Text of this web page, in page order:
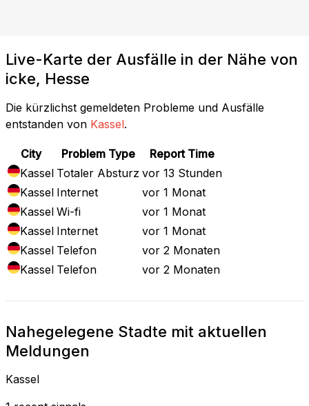
Live-Karte der Ausfälle in der Nähe von
icke, Hesse
Die kürzlichst gemeldeten Probleme und Ausfälle
entstanden von Kassel.
City Problem Type
Report Time
Kassel Totaler Absturz vor 13 Stunden
Kassel Internet
vor 1 Monat
Kassel Wi-fi
vor 1 Monat
Kassel Internet
vor 1 Monat
Kassel Telefon
vor 2 Monaten
Kassel Telefon vor 2 Monaten
Nahegelegene Stadte mit aktuellen
Meldungen
Kassel